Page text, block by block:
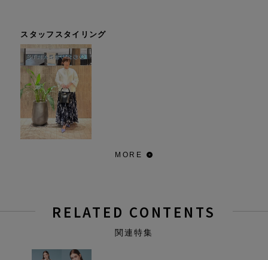
スタッフスタイリング
MORE
RELATED CONTENTS
関連特集